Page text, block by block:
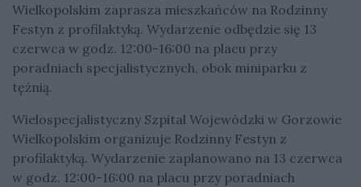
Wielkopolskim zaprasza mieszkańców na Rodzinny
Festyn z profilaktyką. Wydarzenie odbędzie się 13
czerwca w godz. 12:00-16:00 na placu przy
poradniach specjalistycznych, obok miniparku z
tężnią.
Wielospecjalistyczny Szpital Wojewódzki w Gorzowie
Wielkopolskim organizuje Rodzinny Festyn z
profilaktyką. Wydarzenie zaplanowano na 13 czerwca
w godz. 12:00-16:00 na placu przy poradniach